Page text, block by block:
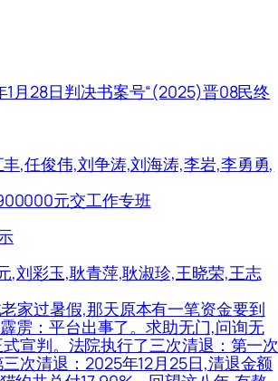
月28日判决书案号“(2025)晋08民终
,任俊伟,刘争涛,刘海涛,李岩,李勇勇,
元交工作专班
,刘彩玉,耿青萍,耿淑珍,王晓荣,王志
家过暑假,那天原本有一笔资金要到
雳：平台出事了。求助无门,问询无
宣判。法院执行了三次清退：第一次
次清退：2025年12月25日,清退金额